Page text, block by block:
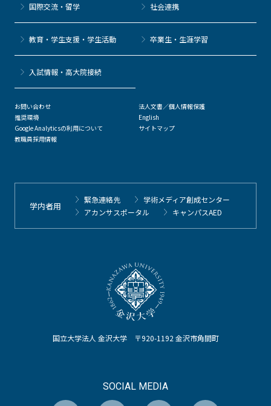
国立大学法人 金沢大学 〒920-1192 金沢市角間町
SOCIAL MEDIA
国際交流・留学 社会連携
教育・学生支援・学生活動 卒業生・生涯学習
⼊試情報・高大院接続
お問い合わせ
推奨環境
Google Analyticsの利用について
教職員採用情報
法人文書／個人情報保護
English
サイトマップ
学内者用
緊急連絡先
学術メディア創成センター
アカンサスポータル
キャンパスAED